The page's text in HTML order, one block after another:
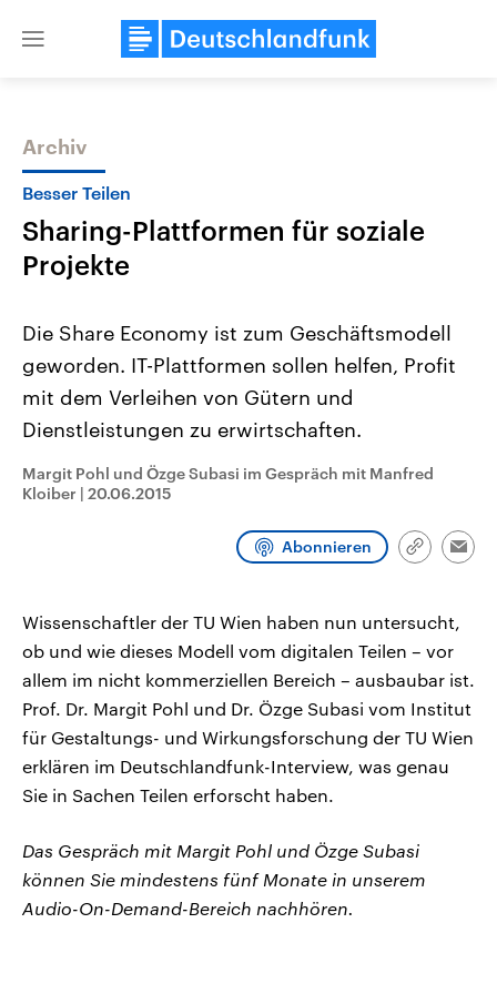
Close
Themen
USA
Aktuelle Beiträge, Analysen und
Hintergründe
Wirtschaftlich und militärisch
den mächtigsten Ländern der Erde,
mit großem Einfluss auf das
Nahostkonflikt
Aktuelle Lage und
Der Überfall der
Terrororganisation Hamas
Region wieder die Gewalt
Libanon vom Iran
Programm Podcasts
Audio-Archiv
Archiv
Besser Teilen
Sharing-Plattformen für soziale
Projekte
Die Share Economy ist zum Geschäftsmodell
geworden. IT-Plattformen sollen helfen, Profit
mit dem Verleihen von Gütern und
Dienstleistungen zu erwirtschaften.
Margit Pohl und Özge Subasi im Gespräch mit Manfred
Kloiber | 20.06.2015
Abonnieren
Link
Wissenschaftler der TU Wien haben nun untersucht,
ob und wie dieses Modell vom digitalen Teilen – vor
allem im nicht kommerziellen Bereich – ausbaubar ist.
Prof. Dr. Margit Pohl und Dr. Özge Subasi vom Institut
für Gestaltungs- und Wirkungsforschung der TU Wien
erklären im Deutschlandfunk-Interview, was genau
Sie in Sachen Teilen erforscht haben.
Das Gespräch mit Margit Pohl und Özge Subasi
können Sie mindestens fünf Monate in unserem
Audio-On-Demand-Bereich nachhören.